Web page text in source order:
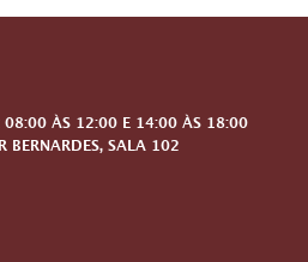
08:00 ÀS 12:00 E 14:00 ÀS 18:00
BERNARDES, SALA 102